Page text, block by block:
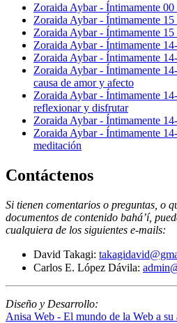
Zoraida Aybar - Íntimamente
Zoraida Aybar - Íntimamente
Zoraida Aybar - Íntimamente
Zoraida Aybar - Íntimamente
Zoraida Aybar - Íntimamente
Zoraida Aybar - Íntimamente
causa de amor y afecto
Zoraida Aybar - Íntimamente
reflexionar y disfrutar
Zoraida Aybar - Íntimamente
Zoraida Aybar - Íntimamente
meditación
Contáctenos
Si tienen comentarios o preguntas, o
documentos de contenido bahá’í,
cualquiera de los siguientes e-mails:
David Takagi:
Carlos E. López Dávila:
Diseño y Desarrollo:
Anisa Web - El mundo de la Web a su